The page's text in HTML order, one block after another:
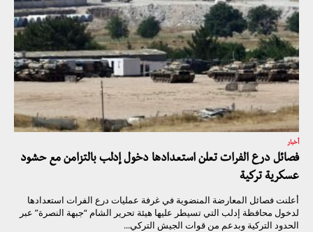
أخبار
فصائل درع الفرات تعلن استعدادها دخول إدلب بالتزامن مع حشود
عسكرية تركية
أعلنت فصائل المعارضة المنضوية في غرفة عمليات درع الفرات استعدادها
لدخول محافظة إدلب التي تسيطر عليها هيئة تحرير الشام “جبهة النصرة” عبر
الحدود التركية وبدعم من قوات الجيش التركي...